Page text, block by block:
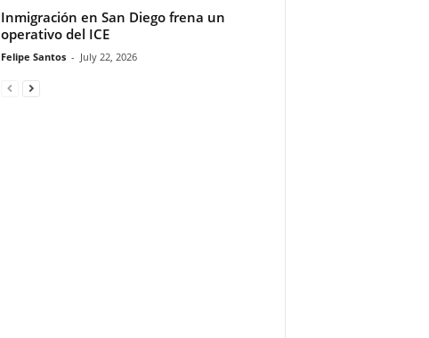
Inmigración en San Diego frena un
operativo del ICE
Felipe Santos - July 22, 2026